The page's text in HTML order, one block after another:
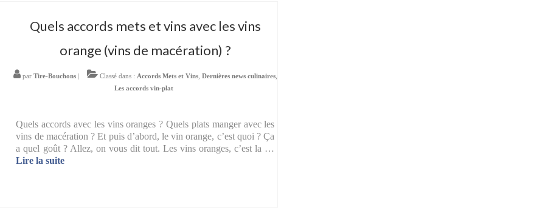
Quels accords mets et vins avec les vins
orange (vins de macération) ?
par Tire-Bouchons| Classé dans : Accords Mets et Vins, Dernières news culinaires,
Les accords vin-plat
Quels accords avec les vins oranges ? Quels plats manger avec les
vins de macération ? Et puis d’abord, le vin orange, c’est quoi ? Ça
a quel goût ? Allez, on vous dit tout. Les vins oranges, c’est la …
Lire la suite­­